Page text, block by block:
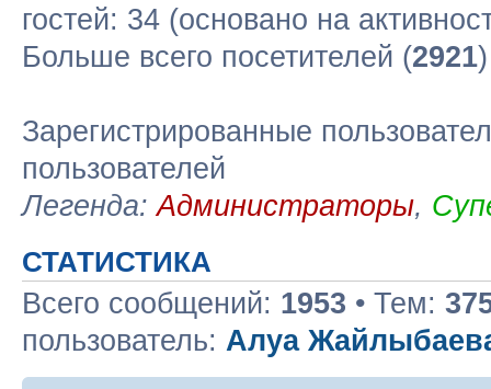
гостей: 34 (основано на
Больше всего посетителей (2921
Зарегистрированные
пользователей
Легенда:Администраторы,
СТАТИСТИКА
Всего сообщений: 1953 • Тем:
пользователь: Алуа